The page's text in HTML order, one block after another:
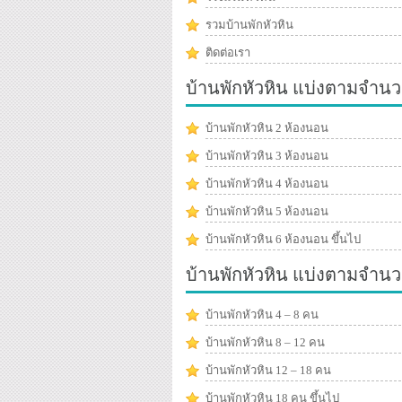
รวมบ้านพักหัวหิน
ติดต่อเรา
บ้านพักหัวหิน แบ่งตามจำน
บ้านพักหัวหิน 2 ห้องนอน
บ้านพักหัวหิน 3 ห้องนอน
บ้านพักหัวหิน 4 ห้องนอน
บ้านพักหัวหิน 5 ห้องนอน
บ้านพักหัวหิน 6 ห้องนอน ขึ้นไป
บ้านพักหัวหิน แบ่งตามจำน
บ้านพักหัวหิน 4 – 8 คน
บ้านพักหัวหิน 8 – 12 คน
บ้านพักหัวหิน 12 – 18 คน
บ้านพักหัวหิน 18 คน ขึ้นไป